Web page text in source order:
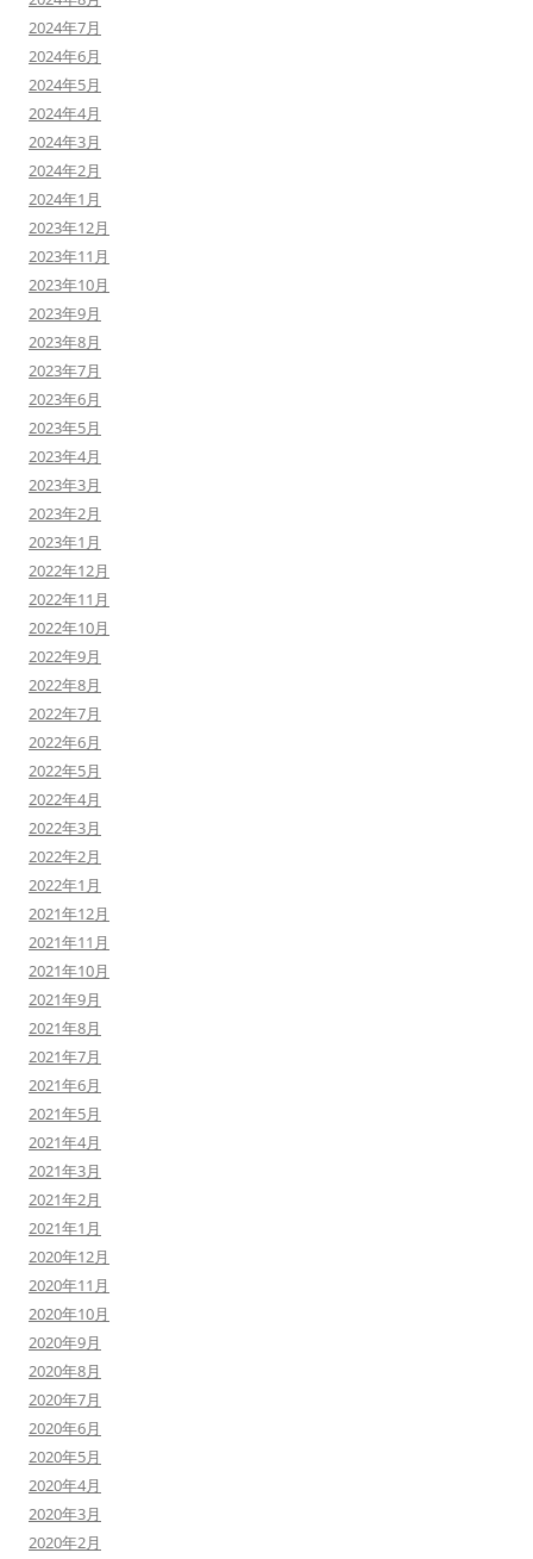
2024年7月
2024年6月
2024年5月
2024年4月
2024年3月
2024年2月
2024年1月
2023年12月
2023年11月
2023年10月
2023年9月
2023年8月
2023年7月
2023年6月
2023年5月
2023年4月
2023年3月
2023年2月
2023年1月
2022年12月
2022年11月
2022年10月
2022年9月
2022年8月
2022年7月
2022年6月
2022年5月
2022年4月
2022年3月
2022年2月
2022年1月
2021年12月
2021年11月
2021年10月
2021年9月
2021年8月
2021年7月
2021年6月
2021年5月
2021年4月
2021年3月
2021年2月
2021年1月
2020年12月
2020年11月
2020年10月
2020年9月
2020年8月
2020年7月
2020年6月
2020年5月
2020年4月
2020年3月
2020年2月